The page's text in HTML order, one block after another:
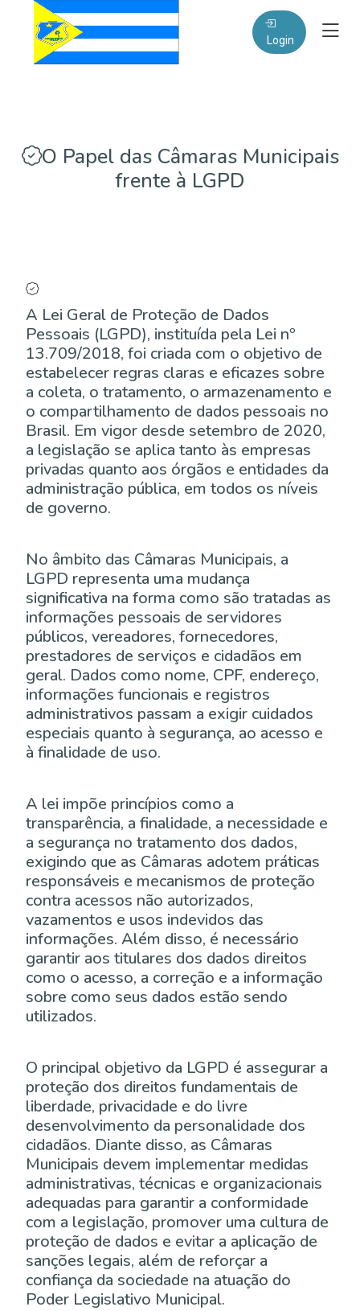
Login
O Papel das Câmaras Municipais
frente à LGPD
A Lei Geral de Proteção de Dados
Pessoais (LGPD), instituída pela Lei nº
13.709/2018, foi criada com o objetivo de
estabelecer regras claras e eficazes sobre
a coleta, o tratamento, o armazenamento e
o compartilhamento de dados pessoais no
Brasil. Em vigor desde setembro de 2020,
a legislação se aplica tanto às empresas
privadas quanto aos órgãos e entidades da
administração pública, em todos os níveis
de governo.
No âmbito das Câmaras Municipais, a
LGPD representa uma mudança
significativa na forma como são tratadas as
informações pessoais de servidores
públicos, vereadores, fornecedores,
prestadores de serviços e cidadãos em
geral. Dados como nome, CPF, endereço,
informações funcionais e registros
administrativos passam a exigir cuidados
especiais quanto à segurança, ao acesso e
à finalidade de uso.
A lei impõe princípios como a
transparência, a finalidade, a necessidade e
a segurança no tratamento dos dados,
exigindo que as Câmaras adotem práticas
responsáveis e mecanismos de proteção
contra acessos não autorizados,
vazamentos e usos indevidos das
informações. Além disso, é necessário
garantir aos titulares dos dados direitos
como o acesso, a correção e a informação
sobre como seus dados estão sendo
utilizados.
O principal objetivo da LGPD é assegurar a
proteção dos direitos fundamentais de
liberdade, privacidade e do livre
desenvolvimento da personalidade dos
cidadãos. Diante disso, as Câmaras
Municipais devem implementar medidas
administrativas, técnicas e organizacionais
adequadas para garantir a conformidade
com a legislação, promover uma cultura de
proteção de dados e evitar a aplicação de
sanções legais, além de reforçar a
confiança da sociedade na atuação do
Poder Legislativo Municipal.